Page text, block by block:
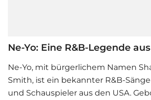
Ne-Yo: Eine R&B-Legende
Ne-Yo, mit bürgerlichem Namen
Smith, ist ein bekannter R&B-
und Schauspieler aus den USA.